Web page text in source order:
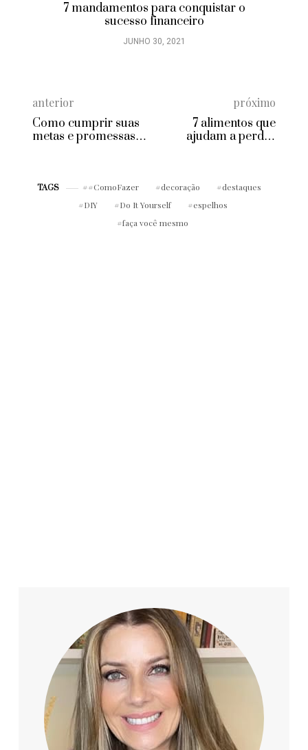
7 mandamentos para conquistar o
sucesso financeiro
JUNHO 30, 2021
anterior
Como cumprir suas
metas e promessas
próximo
7 alimentos que
ajudam a perder
TAGS #ComoFazer decoração
destaques
DIY
Do It Yourself
espelhos
faça você mesmo